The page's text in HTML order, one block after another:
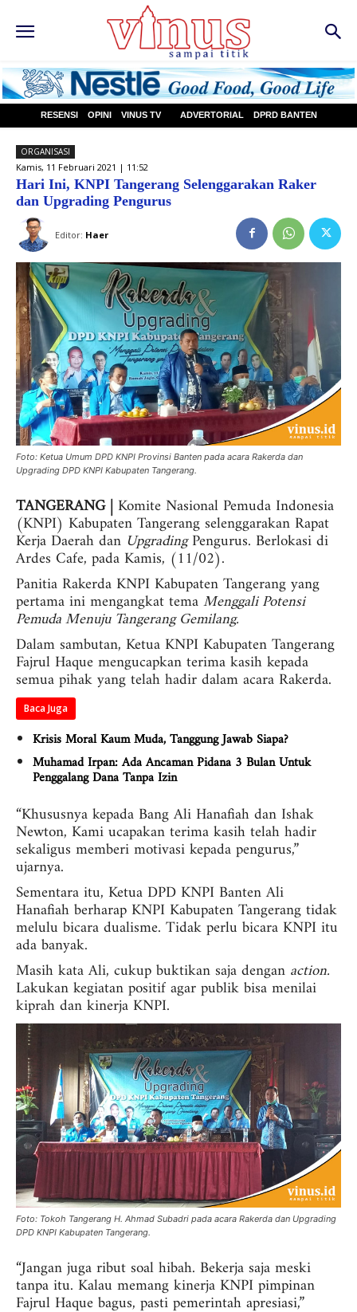
RESENSI OPINI VINUS TV ADVERTORIAL DPRD BANTEN
ORGANISASI
Kamis, 11 Februari 2021 | 11:52
Hari Ini, KNPI Tangerang Selenggarakan Raker
dan Upgrading Pengurus
Editor: Haer
Foto: Ketua Umum DPD KNPI Provinsi Banten pada acara Rakerda dan
Upgrading DPD KNPI Kabupaten Tangerang.
TANGERANG | Komite Nasional Pemuda Indonesia
(KNPI) Kabupaten Tangerang selenggarakan Rapat
Kerja Daerah dan UpgradingPengurus. Berlokasi di
Ardes Cafe, pada Kamis, (11/02).
Panitia Rakerda KNPI Kabupaten Tangerang yang
pertama ini mengangkat temaMenggali Potensi
Pemuda Menuju Tangerang Gemilang.
Dalam sambutan, Ketua KNPI Kabupaten Tangerang
Fajrul Haque mengucapkan terima kasih kepada
semua pihak yang telah hadir dalam acara Rakerda.
Baca Juga
Krisis Moral Kaum Muda, Tanggung Jawab Siapa?
Muhamad Irpan: Ada Ancaman Pidana 3 Bulan Untuk
Penggalang Dana Tanpa Izin
“Khususnya kepada Bang Ali Hanafiah dan Ishak
Newton, Kami ucapakan terima kasih telah hadir
sekaligus memberi motivasi kepada pengurus,”
ujarnya.
Sementara itu, Ketua DPD KNPI Banten Ali
Hanafiah berharap KNPI Kabupaten Tangerang tidak
melulu bicara dualisme. Tidak perlu bicara KNPI itu
ada banyak.
Masih kata Ali, cukup buktikan saja dengan action.
Lakukan kegiatan positif agar publik bisa menilai
kiprah dan kinerja KNPI.
Foto: Tokoh Tangerang H. Ahmad Subadri pada acara Rakerda dan Upgrading
DPD KNPI Kabupaten Tangerang.
“Jangan juga ribut soal hibah. Bekerja saja meski
tanpa itu. Kalau memang kinerja KNPI pimpinan
Fajrul Haque bagus, pasti pemerintah apresiasi,”